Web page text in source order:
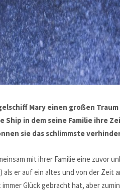
Mary einen großen
in dem seine Familie ihre
sie das schlimmste
mit ihrer Familie eine zuvor
als er auf ein altes und von der Zeit
Glück gebracht hat, aber